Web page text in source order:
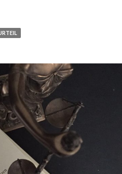
rechtskräftig